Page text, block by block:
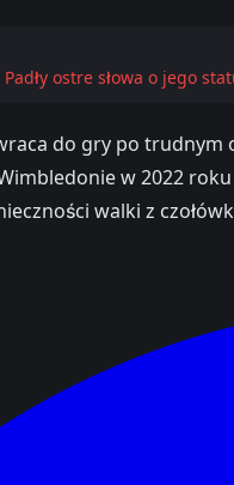
ostre słowa o jego
do gry po
w 2022
walki z